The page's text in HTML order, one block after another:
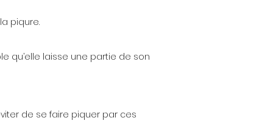
piqure.
qu’elle laisse une partie de son
de se faire piquer par ces